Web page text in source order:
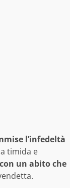
l’infedeltà
timida e
un abito che